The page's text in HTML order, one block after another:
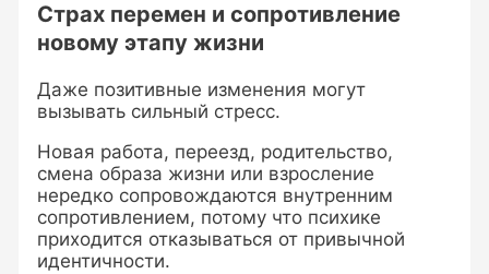
Страх перемен и сопротивление
новому этапу жизни
Даже позитивные изменения могут
вызывать сильный стресс.
Новая работа, переезд, родительство,
смена образа жизни или взросление
нередко сопровождаются внутренним
сопротивлением, потому что психике
приходится отказываться от привычной
идентичности.